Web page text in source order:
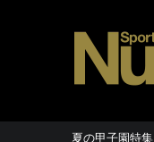
夏の甲子園特集